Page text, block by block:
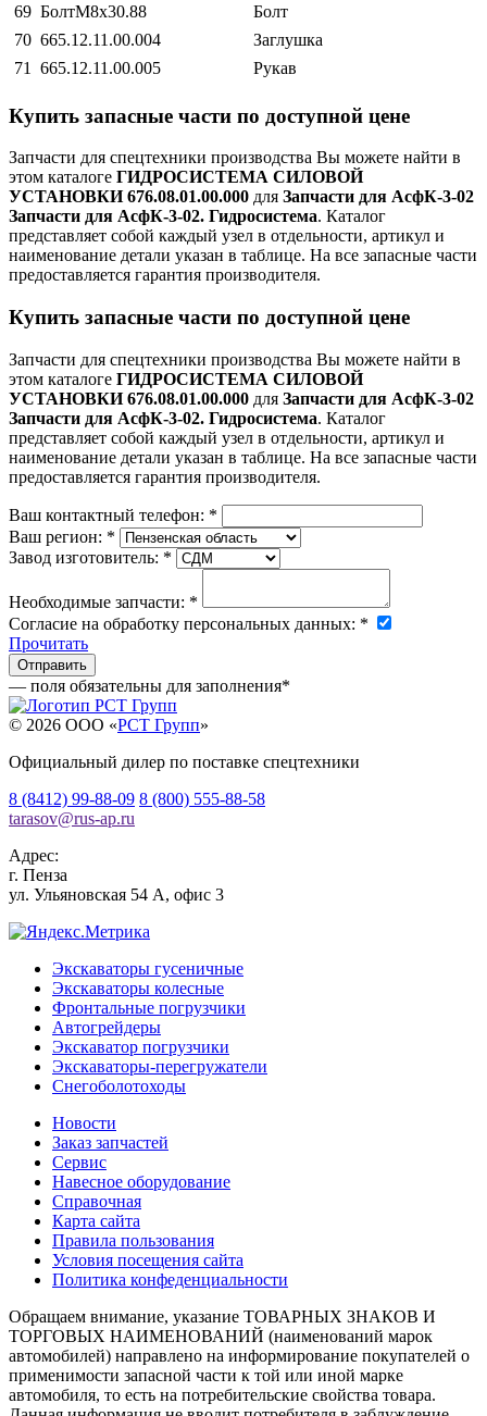
69 БолтМ8х30.88
Болт
70 665.12.11.00.004
Заглушка
71
665.12.11.00.005 Рукав
Купить запасные части по доступной цене
Запчасти для спецтехники производства Вы можете найти в
этом каталоге ГИДРОСИСТЕМА СИЛОВОЙ
УСТАНОВКИ 676.08.01.00.000 для Запчасти для АсфК-3-02
Запчасти для АсфК-3-02. Гидросистема. Каталог
представляет собой каждый узел в отдельности, артикул и
наименование детали указан в таблице. На все запасные части
предоставляется гарантия производителя.
Купить запасные части по доступной цене
Запчасти для спецтехники производства Вы можете найти в
этом каталоге ГИДРОСИСТЕМА СИЛОВОЙ
УСТАНОВКИ 676.08.01.00.000 для Запчасти для АсфК-3-02
Запчасти для АсфК-3-02. Гидросистема. Каталог
представляет собой каждый узел в отдельности, артикул и
наименование детали указан в таблице. На все запасные части
предоставляется гарантия производителя.
Ваш контактный телефон: *
Ваш регион: *
Завод изготовитель: *
Необходимые запчасти: *
Согласие на обработку персональных данных: *
Прочитать
— поля обязательны для заполнения*
© 2026 OOO «РСТ Групп»
Официальный дилер по поставке спецтехники
8 (8412) 99-88-09 8 (800) 555-88-58
tarasov@rus-ap.ru
Адрес:
г. Пенза
ул. Ульяновская 54 А, офис 3
Экскаваторы гусеничные
Экскаваторы колесные
Фронтальные погрузчики
Автогрейдеры
Экскаватор погрузчики
Экскаваторы-перегружатели
Снегоболотоходы
Новости
Заказ запчастей
Сервис
Навесное оборудование
Справочная
Карта сайта
Правила пользования
Условия посещения сайта
Политика конфеденциальности
Обращаем внимание, указание ТОВАРНЫХ ЗНАКОВ И
ТОРГОВЫХ НАИМЕНОВАНИЙ (наименований марок
автомобилей) направлено на информирование покупателей о
применимости запасной части к той или иной марке
автомобиля, то есть на потребительские свойства товара.